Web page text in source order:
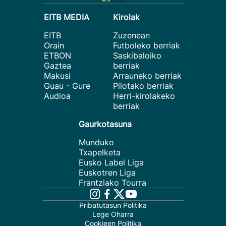
EITB MEDIA
EITB
Orain
ETBON
Gaztea
Makusi
Guau - Gure
Audioa
Kirolak
Zuzenean
Futboleko berriak
Saskibaloiko
berriak
Arrauneko berriak
Pilotako berriak
Herri-kirolakeko
berriak
Gaurkotasuna
Munduko
Txapelketa
Eusko Label Liga
Euskotren Liga
Frantziako Tourra
Pribatutasun Politika
Lege Oharra
Cookieen Politika